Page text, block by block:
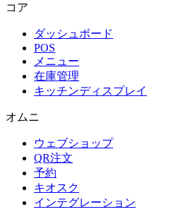
コア
ダッシュボード
POS
メニュー
在庫管理
キッチンディスプレイ
オムニ
ウェブショップ
QR注文
予約
キオスク
インテグレーション